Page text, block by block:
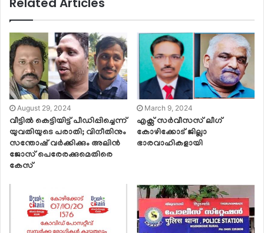
August 29, 2024
വീട്ടില്‍ കെട്ടിയിട്ട് പീഡിപ്പിച്ചെന്ന്
യുവതിയുടെ പരാതി; വിനീതിനും
സന്തോഷ് വര്‍ക്കിക്കും അലിന്‍
ജോസ് പെരേരക്കുമെതിരെ
കേസ്
March 9, 2024
എക്സ് സർവീസസ് ലീഗ്
കോഴിക്കോട് ജില്ലാ
ഭാരവാഹികളായി